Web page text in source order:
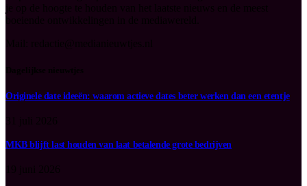
Originele date ideeën: waarom actieve dates beter werken dan een etentje
MKB blijft last houden van laat betalende grote bedrijven